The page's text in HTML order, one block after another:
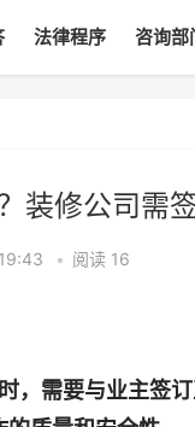
法律程序 咨询部
装修公司需
• 阅读 16
，需要与业主签